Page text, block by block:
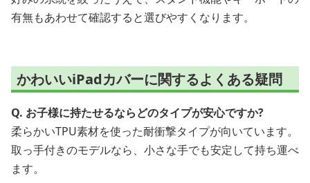
有無もあわせて確認すると選びやすくなります。
かわいいiPadカバーに関するよくある疑問
Q. お子様に持たせるならどのタイプが安心ですか?
柔らかいTPU素材を使った耐衝撃タイプが向いています。
取っ手付きのモデルなら、小さな手でも安定して持ち運べ
ます。